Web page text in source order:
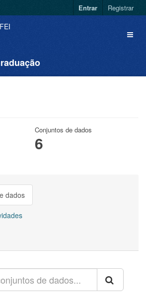
Entrar Registrar
Conjuntos de dados
6
dados